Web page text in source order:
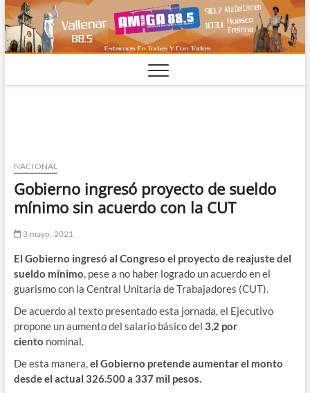
Saltar
al
contenido
NACIONAL
Gobierno ingresó proyecto de sueldo
mínimo sin acuerdo con la CUT
3 mayo, 2021
El Gobierno ingresó al Congreso el proyecto de reajuste del
sueldo mínimo, pese a no haber logrado un acuerdo en el
guarismo con la Central Unitaria de Trabajadores (CUT).
De acuerdo al texto presentado esta jornada, el Ejecutivo
propone un aumento del salario básico del 3,2 por
ciento nominal.
De esta manera,el Gobierno pretende aumentar el monto
desde el actual 326.500 a 337 mil pesos.